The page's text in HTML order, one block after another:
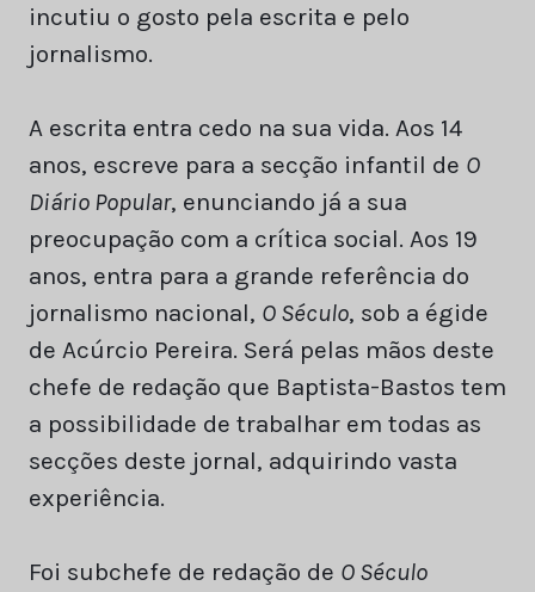
incutiu o gosto pela escrita e pelo
jornalismo.
A escrita entra cedo na sua vida. Aos 14
anos, escreve para a secção infantil de O
Diário Popular, enunciando já a sua
preocupação com a crítica social. Aos 19
anos, entra para a grande referência do
jornalismo nacional, O Século, sob a égide
de Acúrcio Pereira. Será pelas mãos deste
chefe de redação que Baptista-Bastos tem
a possibilidade de trabalhar em todas as
secções deste jornal, adquirindo vasta
experiência.
Foi subchefe de redação de O Século